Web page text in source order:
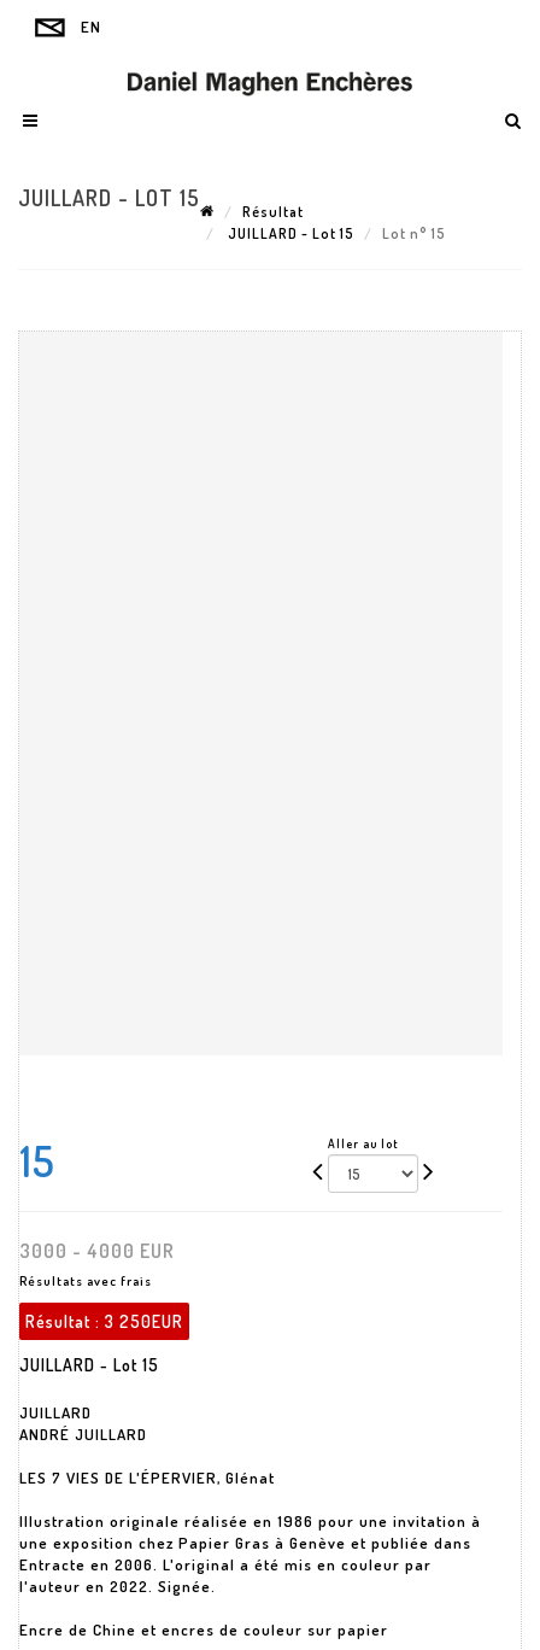
JUILLARD - LOT 15
Résultat
JUILLARD - Lot 15
Lot n° 15
15 Aller au lot
3000 - 4000 EUR
Résultats avec frais
Résultat : 3 250EUR
JUILLARD - Lot 15
JUILLARD
ANDRÉ JUILLARD
LES 7 VIES DE L'ÉPERVIER, Glénat
Illustration originale réalisée en 1986 pour une invitation à
une exposition chez Papier Gras à Genève et publiée dans
Entracte en 2006. L'original a été mis en couleur par
l'auteur en 2022. Signée.
Encre de Chine et encres de couleur sur papier